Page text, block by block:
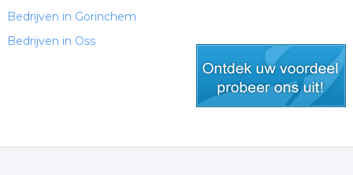
Bedrijven in Gorinchem
Bedrijven in Oss